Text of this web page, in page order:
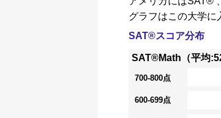
グラフはこの大学に
SAT®スコア分布
SAT®Math（平均
700-800点
600-699点